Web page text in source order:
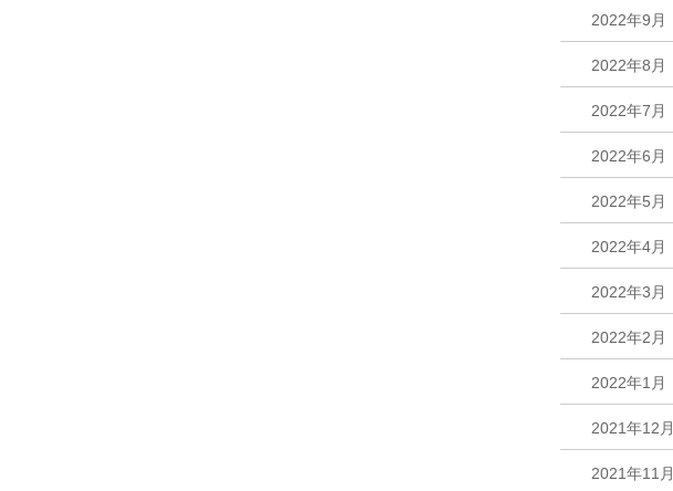
2022年9月
2022年8月
2022年7月
2022年6月
2022年5月
2022年4月
2022年3月
2022年2月
2022年1月
2021年12月
2021年11月